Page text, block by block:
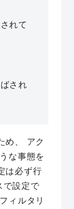
れて
され
め、 アク
な事態を
は必ず行
で設定で
ィルタリ